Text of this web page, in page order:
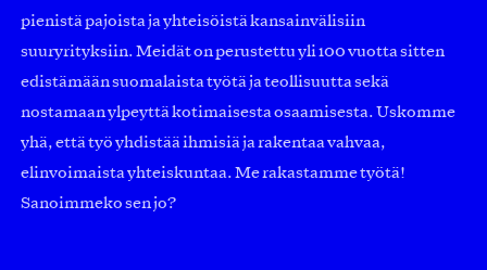
pienistä pajoista ja yhteisöistä kansainvälisiin
suuryrityksiin. Meidät on perustettu yli 100 vuotta sitten
edistämään suomalaista työtä ja teollisuutta sekä
nostamaan ylpeyttä kotimaisesta osaamisesta. Uskomme
yhä, että työ yhdistää ihmisiä ja rakentaa vahvaa,
elinvoimaista yhteiskuntaa. Me rakastamme työtä!
Sanoimmeko sen jo?